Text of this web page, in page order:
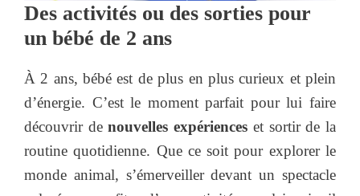
Des activités ou des sorties pour
un bébé de 2 ans
À 2 ans, bébé est de plus en plus curieux et plein
d’énergie. C’est le moment parfait pour lui faire
découvrir denouvelles expériences et sortir de la
routine quotidienne. Que ce soit pour explorer le
monde animal, s’émerveiller devant un spectacle